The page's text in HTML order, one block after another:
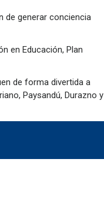
de generar conciencia
en Educación, Plan
de forma divertida a
Paysandú, Durazno y